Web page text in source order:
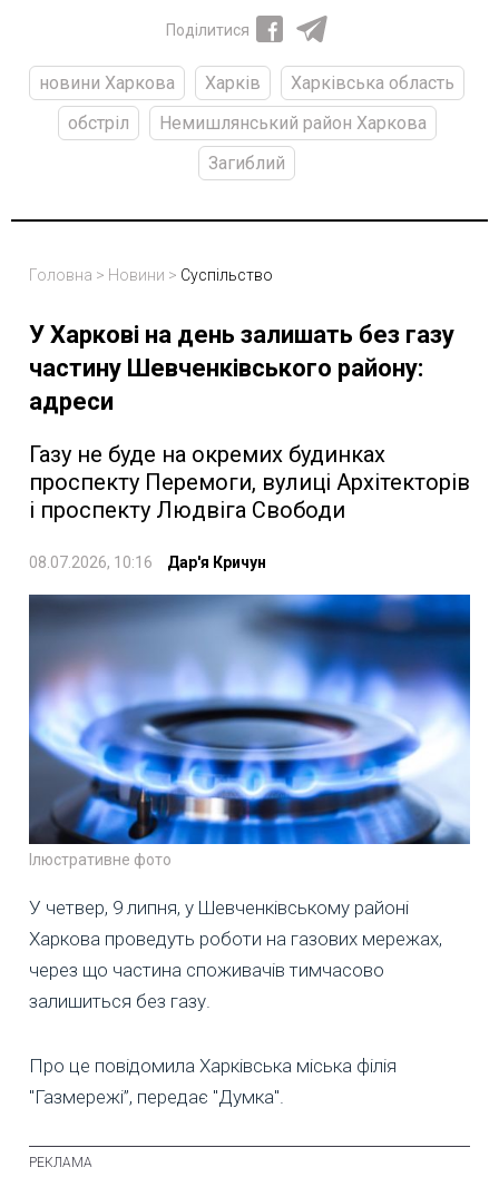
Поділитися
новини Харкова Харків
Харківська область
обстріл
Немишлянський район Харкова
Загиблий
Головна > Новини > Суспільство
У Харкові на день залишать без газу
частину Шевченківського району:
адреси
Газу не буде на окремих будинках
проспекту Перемоги, вулиці Архітекторів
і проспекту Людвіга Свободи
08.07.2026, 10:16 Дар'я Кричун
Ілюстративне фото
У четвер, 9 липня, у Шевченківському районі
Харкова проведуть роботи на газових мережах,
через що частина споживачів тимчасово
залишиться без газу.
Про це повідомила Харківська міська філія
"Газмережі”, передає "Думка".